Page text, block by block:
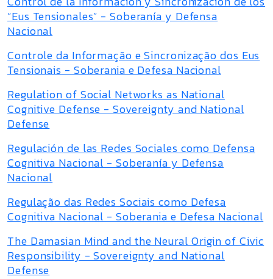
“Eus Tensionales” - Soberanía y Defensa
Nacional
Controle da Informação e Sincronização dos Eus
Tensionais - Soberania e Defesa Nacional
Regulation of Social Networks as National
Cognitive Defense - Sovereignty and National
Defense
Regulación de las Redes Sociales como Defensa
Cognitiva Nacional - Soberanía y Defensa
Nacional
Regulação das Redes Sociais como Defesa
Cognitiva Nacional - Soberania e Defesa Nacional
The Damasian Mind and the Neural Origin of Civic
Responsibility - Sovereignty and National
Defense